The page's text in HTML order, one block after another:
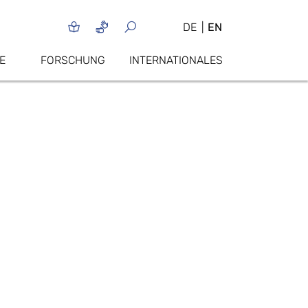
DE EN
FORSCHUNG INTERNATIONALES